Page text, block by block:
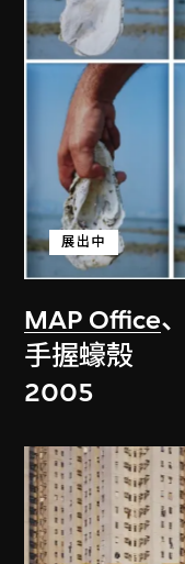
MAP Office、
展出中
手握蠔殼
2005